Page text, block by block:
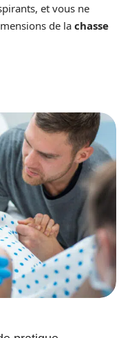
et vous ne
de la chasse